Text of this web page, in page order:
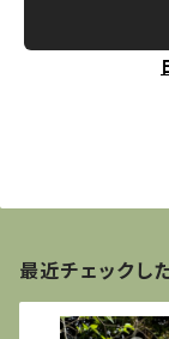
最近チェックし